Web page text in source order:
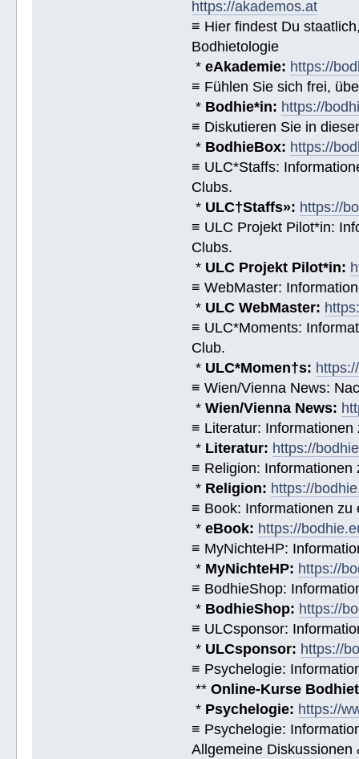
https://akademos.at
≡ Hier findest Du
Bodhietologie
*eAkademie: https://
≡ Fühlen Sie sich frei,
* Bodhie*in: https://
≡ Diskutieren Sie in
* BodhieBox: https://
≡ ULC*Staffs:
Clubs.
* ULC†Staffs»: https://
≡ ULC Projekt Pilot*in:
Clubs.
* ULC Projekt Pilot*in:
≡ WebMaster:
* ULC WebMaster:
≡ ULC*Moments:
Club.
* ULC*Momen†s:
≡ Wien/Vienna News:
*Wien/Vienna News:
≡ Literatur:
* Literatur: https://
≡ Religion: Informationen
* Religion: https://
≡ Book: Informationen zu
*eBook: https://
≡ MyNichteHP:
* MyNichteHP: https://
≡ BodhieShop:
* BodhieShop: https://
≡ ULCsponsor:
* ULCsponsor: https://
≡ Psychelogie:
**Online-Kurse
* Psychelogie: https://
≡ Psychelogie:
Allgemeine